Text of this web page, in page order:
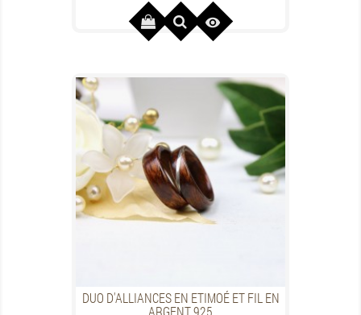

DUO D'ALLIANCES EN ETIMOÉ ET FIL EN
ARGENT 925